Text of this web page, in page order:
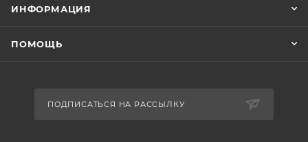
ИНФОРМАЦИЯ
ПОМОЩЬ
ПОДПИСАТЬСЯ НА РАССЫЛКУ